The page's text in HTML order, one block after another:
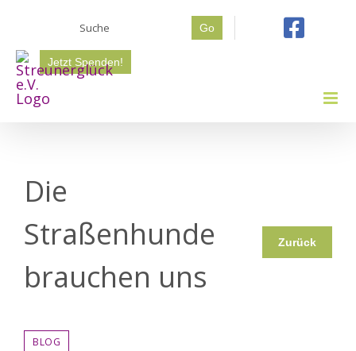
springen
Go
Jetzt Spenden!
Die
Straßenhunde
brauchen uns
Zurück
BLOG